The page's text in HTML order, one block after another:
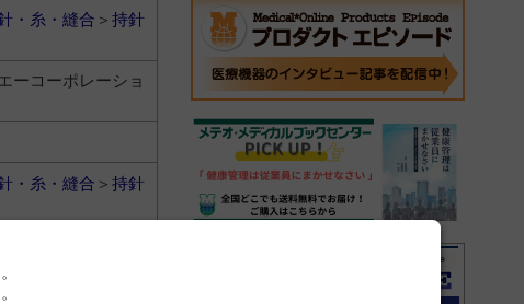
・糸・縫合 ＞ 持針
ーコーポレーショ
・糸・縫合 ＞ 持針